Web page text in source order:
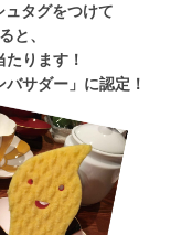
タグをつけて
と、
ります！
サダー」に認定！